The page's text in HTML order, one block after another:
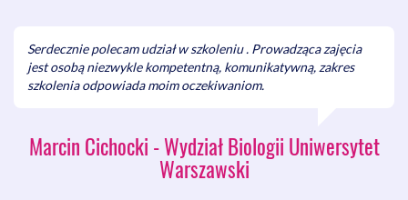
szkolenia, aby zminimalizować ryzyko nieprawidłowości
we własnym projekcie
Dyskusja i konsultacje z trenerką
Serdecznie polecam udział w szkoleniu . Prowadząca zajęcia
jest osobą niezwykle kompetentną, komunikatywną, zakres
szkolenia odpowiada moim oczekiwaniom.
Marcin Cichocki - Wydział Biologii Uniwersytet
Warszawski